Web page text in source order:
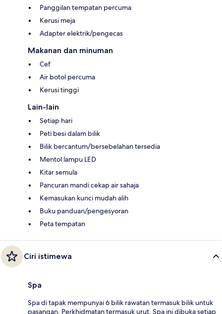
Panggilan tempatan percuma
Kerusi meja
Adapter elektrik/pengecas
Makanan dan minuman
Cef
Air botol percuma
Kerusi tinggi
Lain-lain
Setiap hari
Peti besi dalam bilik
Bilik bercantum/bersebelahan tersedia
Mentol lampu LED
Kitar semula
Pancuran mandi cekap air sahaja
Kemasukan kunci mudah alih
Buku panduan/pengesyoran
Peta tempatan
Ciri istimewa
Spa
Spa di tapak mempunyai 6 bilik rawatan termasuk bilik untuk
pasangan. Perkhidmatan termasuk urut. Spa ini dibuka setiap